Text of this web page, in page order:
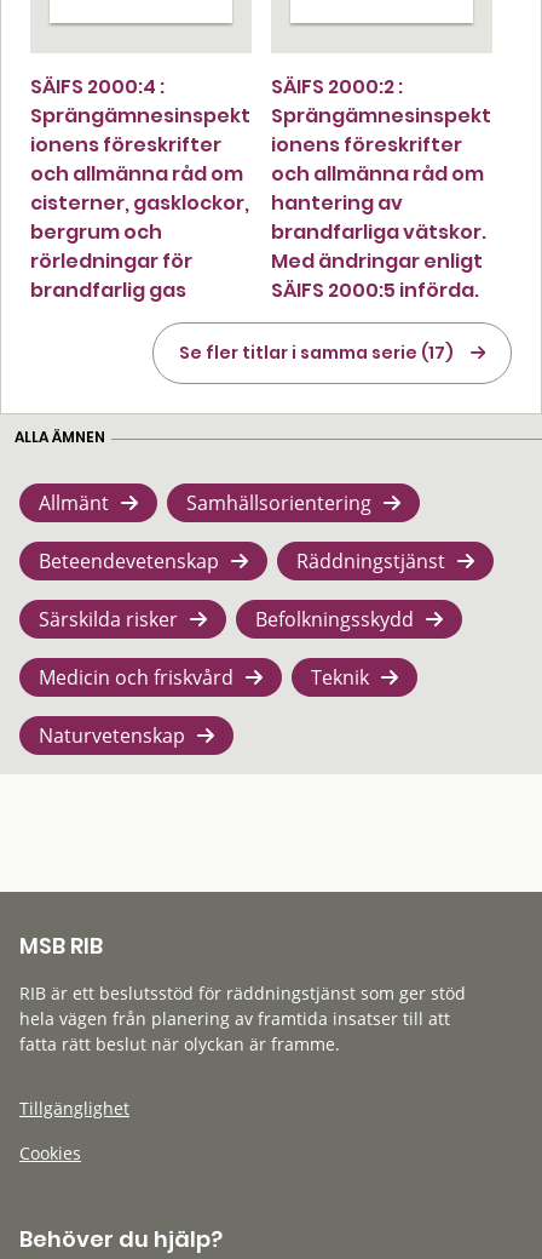
SÄIFS 2000:4 :
Sprängämnesinspekt
ionens föreskrifter
och allmänna råd om
cisterner, gasklockor,
bergrum och
rörledningar för
brandfarlig gas
SÄIFS 2000:2 :
Sprängämnesinspekt
ionens föreskrifter
och allmänna råd om
hantering av
brandfarliga vätskor.
Med ändringar enligt
SÄIFS 2000:5 införda.
Se fler titlar i samma serie (17)
ALLA ÄMNEN
Allmänt Samhällsorientering
Beteendevetenskap Räddningstjänst
Särskilda risker Befolkningsskydd
Medicin och friskvård Teknik
Naturvetenskap
MSB RIB
RIB är ett beslutsstöd för räddningstjänst som ger stöd
hela vägen från planering av framtida insatser till att
fatta rätt beslut när olyckan är framme.
Tillgänglighet
Cookies
Behöver du hjälp?